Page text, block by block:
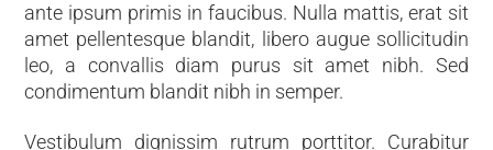
ante ipsum primis in faucibus. Nulla mattis, erat sit
amet pellentesque blandit, libero augue sollicitudin
leo, a convallis diam purus sit amet nibh. Sed
condimentum blandit nibh in semper.
Vestibulum dignissim rutrum porttitor. Curabitur